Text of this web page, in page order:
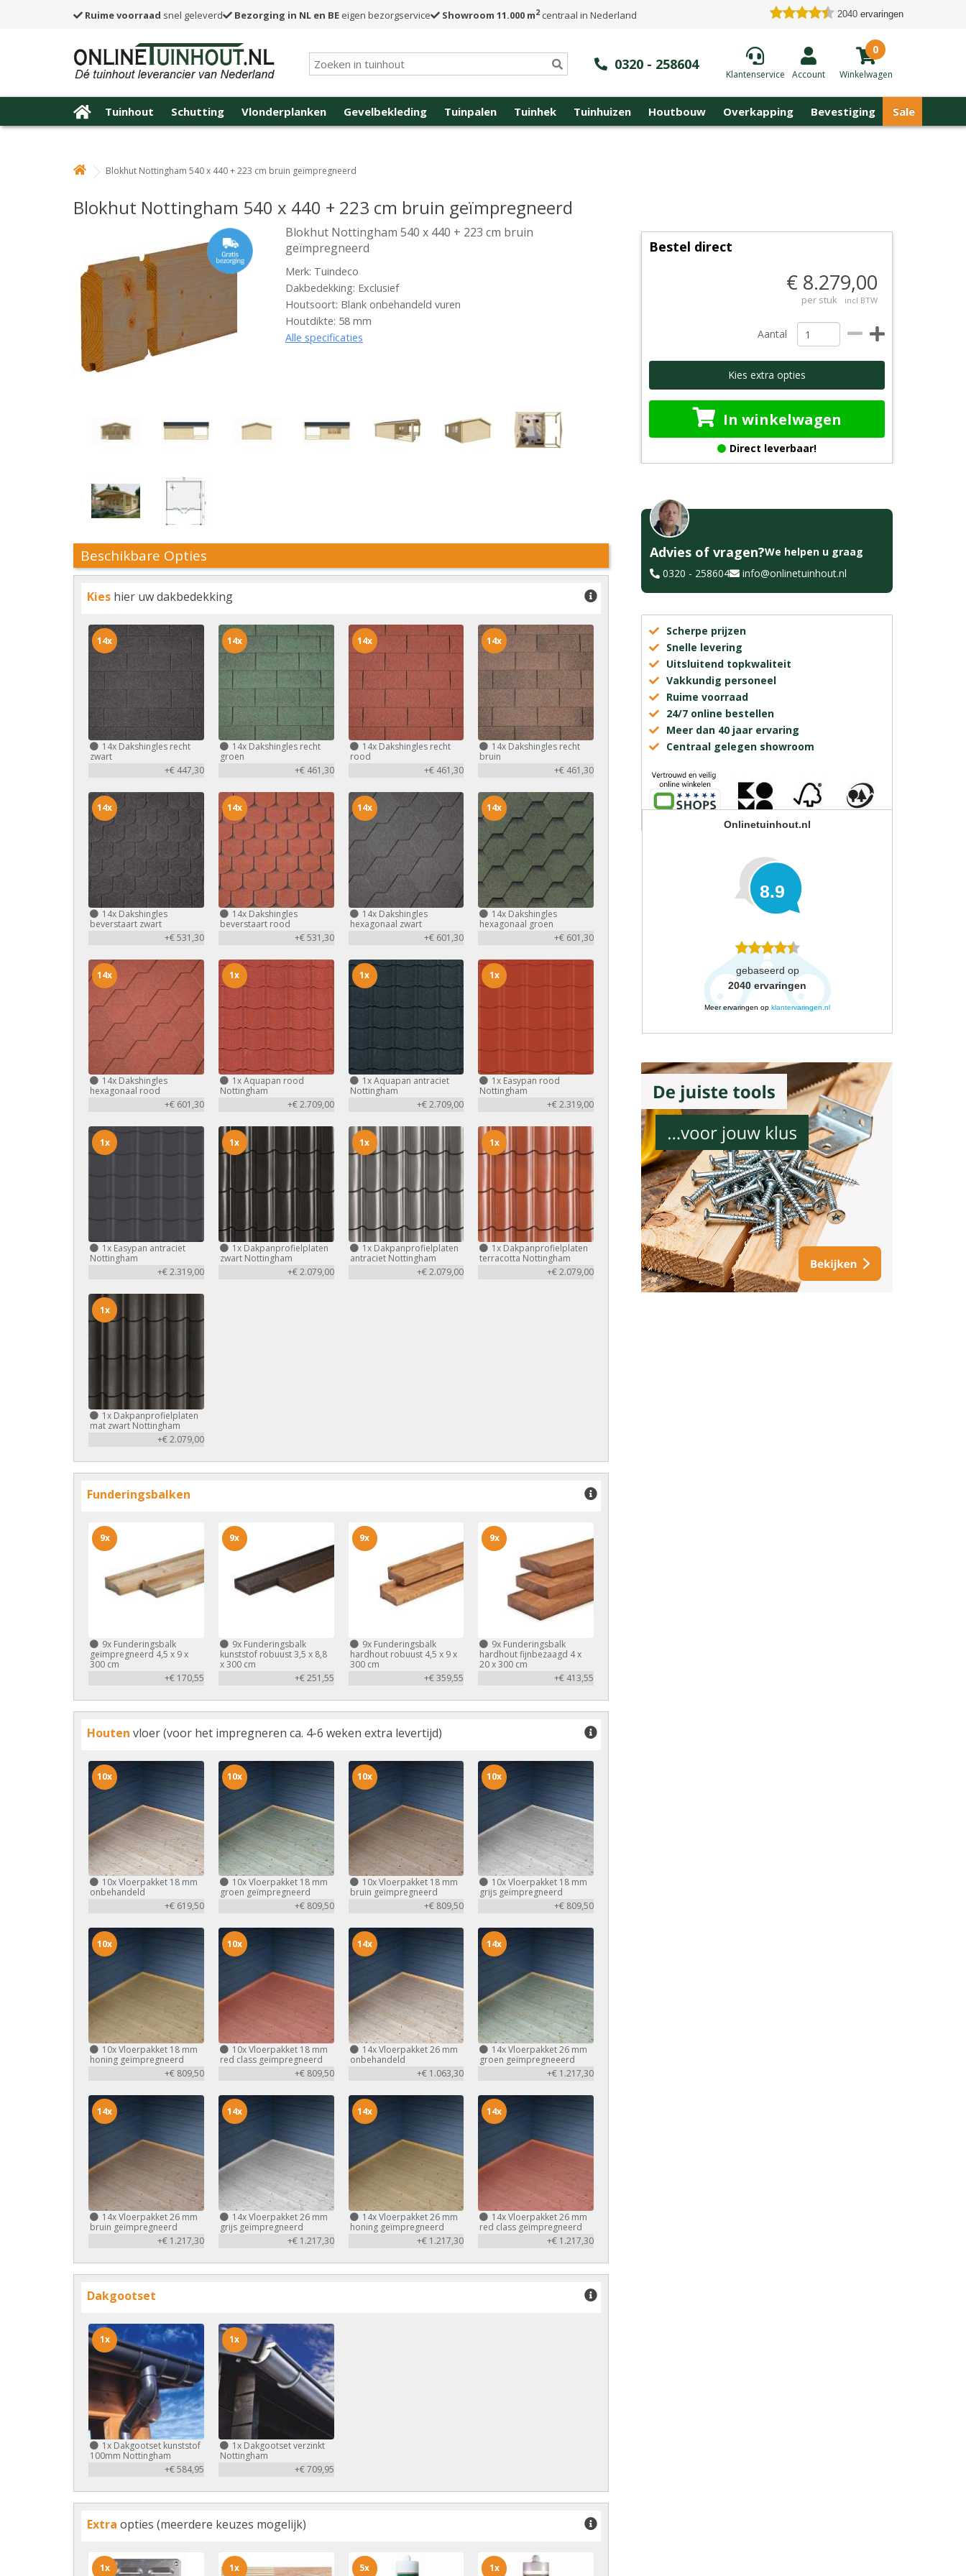
Ruime voorraad snel geleverd Bezorging in NL en BE eigen bezorgservice Showroom 11.000 m2centraal in Nederland 2040 ervaringen
0320 - 258604
Klantenservice Account
0
Winkelwagen
Tuinhout Schutting Vlonderplanken Gevelbekleding Tuinpalen Tuinhek Tuinhuizen Houtbouw Overkapping Bevestiging Sale
Blokhut Nottingham 540 x 440 + 223 cm bruin geïmpregneerd
Blokhut Nottingham 540 x 440 + 223 cm bruin geïmpregneerd
Blokhut Nottingham 540 x 440 + 223 cm bruin
geïmpregneerd
Merk: Tuindeco
Dakbedekking: Exclusief
Houtsoort: Blank onbehandeld vuren
Houtdikte: 58 mm
Alle specificaties
Beschikbare Opties
Kies hier uw dakbedekking
14x Dakshingles recht
zwart
+€ 447,30
14x
14xDakshingles recht
groen
+€ 461,30
14x
14xDakshingles recht
rood
+€ 461,30
14x
14x Dakshingles recht
bruin
+€ 461,30
14x
14x Dakshingles
beverstaart zwart
+€ 531,30
14x
14xDakshingles
beverstaart rood
+€ 531,30
14x
14xDakshingles
hexagonaal zwart
+€ 601,30
14x
14x Dakshingles
hexagonaal groen
+€ 601,30
14x
14x Dakshingles
hexagonaal rood
+€ 601,30
14x
1xAquapan rood
Nottingham
+€ 2.709,00
1x
1xAquapan antraciet
Nottingham
+€ 2.709,00
1x
1x Easypan rood
Nottingham
+€ 2.319,00
1x
1x Easypan antraciet
Nottingham
+€ 2.319,00
1x
1xDakpanprofielplaten
zwart Nottingham
+€ 2.079,00
1x
1xDakpanprofielplaten
antraciet Nottingham
+€ 2.079,00
1x
1x Dakpanprofielplaten
terracotta Nottingham
+€ 2.079,00
1x
1x Dakpanprofielplaten
mat zwart Nottingham
+€ 2.079,00
1x
Funderingsbalken
9x Funderingsbalk
geïmpregneerd 4,5 x 9 x
300 cm
+€ 170,55
9x
9xFunderingsbalk
kunststof robuust 3,5 x 8,8
x 300 cm
+€ 251,55
9x
9xFunderingsbalk
hardhout robuust 4,5 x 9 x
300 cm
+€ 359,55
9x
9x Funderingsbalk
hardhout fijnbezaagd 4 x
20 x 300 cm
+€ 413,55
9x
Houten vloer (voor het impregneren ca. 4-6 weken extra levertijd)
10xVloerpakket 18 mm
onbehandeld
+€ 619,50
10x
10xVloerpakket 18 mm
groen geïmpregneerd
+€ 809,50
10x
10xVloerpakket 18 mm
bruin geïmpregneerd
+€ 809,50
10x
10xVloerpakket 18 mm
grijs geïmpregneerd
+€ 809,50
10x
10xVloerpakket 18 mm
honing geïmpregneerd
+€ 809,50
10x
10xVloerpakket 18 mm
red class geïmpregneerd
+€ 809,50
10x
14xVloerpakket 26 mm
onbehandeld
+€ 1.063,30
14x
14xVloerpakket 26 mm
groen geïmpregneeerd
+€ 1.217,30
14x
14xVloerpakket 26 mm
bruin geïmpregneerd
+€ 1.217,30
14x
14xVloerpakket 26 mm
grijs geïmpregneerd
+€ 1.217,30
14x
14xVloerpakket 26 mm
honing geïmpregneerd
+€ 1.217,30
14x
14xVloerpakket 26 mm
red class geïmpregneerd
+€ 1.217,30
14x
Dakgootset
1x Dakgootset kunststof
100mm Nottingham
+€ 584,95
1x
1xDakgootset verzinkt
Nottingham
+€ 709,95
1x
Extra opties (meerdere keuzes mogelijk)
1x 1x 5x 1x
Bestel direct
€ 8.279,00
per stuk incl BTW
Aantal
Kies extra opties
In winkelwagen
Direct leverbaar!
Advies of vragen?We helpen u graag
0320 - 258604
info@onlinetuinhout.nl
Scherpe prijzen
Snelle levering
Uitsluitend topkwaliteit
Vakkundig personeel
Ruime voorraad
24/7 online bestellen
Meer dan 40 jaar ervaring
Centraal gelegen showroom
Onlinetuinhout.nl
8.9
gebaseerd op
2040 ervaringen
Meer ervaringen op klantervaringen.nl